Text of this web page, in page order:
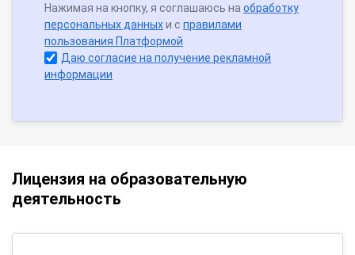
Нажимая на кнопку, я соглашаюсь на обработку
персональных данныхи с правилами
пользования Платформой
Даю согласие на получение рекламной
информации
Лицензия на образовательную
деятельность